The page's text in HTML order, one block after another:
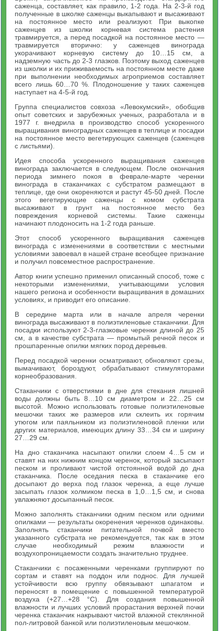
саженца, составляет, как правило, 1-2 года. На 2-3-й год
полученные в школке саженцы выкапывают и высаживают
на постоянное место или реализуют. При выкопке
саженцев из школки корневая система растения
травмируется, а перед посадкой на постоянное место —
травмируется вторично: у саженцев винограда
укорачивают корневую систему до 10…15 см, а
надземную часть до 2-3 глазков. Поэтому выход саженцев
из школки и их приживаемость на постоянном месте даже
при выполнении необходимых агроприемов составляет
всего лишь 60…70 %. Плодоношение у таких саженцев
наступает на 4-5-й год.
Группа специалистов совхоза «Левокумский», обобщив
опыт советских и зарубежных ученых, разработала и в
1977 г. внедрила в производство способ ускоренного
выращивания виноградных саженцев в теплице и посадки
на постоянное место вегетирующих саженцев (саженцев
с листьями).
Идея способа ускоренного выращивания саженцев
винограда заключается в следующем. После окончания
периода зимнего покоя в феврале-марте черенки
винограда в стаканчиках с субстратом размещают в
теплице, где они окореняются и растут 45-50 дней. После
этого вегетирующие саженцы с комом субстрата
высаживают в грунт на постоянное место без
повреждения корневой системы. Такие саженцы
начинают плодоносить на 1-2 года раньше.
Этот способ ускоренного выращивания саженцев
винограда с изменениями в соответствии с местными
условиями завоевал в нашей стране всеобщее признание
и получил повсеместное распространение.
Автор книги успешно применил описанный способ, тоже с
некоторыми изменениями, учитывающими условия
нашего региона и особенности выращивания в домашних
условиях, и приводит его описание.
В середине марта или в начале апреля черенки
винограда высаживают в полиэтиленовые стаканчики. Для
посадки используют 2-3-глазковые черенки длиной до 25
см, а в качестве субстрата — промытый речной песок и
прошпаренные опилки мягких пород деревьев.
Перед посадкой черенки осматривают, обновляют срезы,
вымачивают, бороздуют, обрабатывают стимуляторами
корнеобразования.
Стаканчики с отверстиями в дне для стекания лишней
воды должны быть 8…10 см диаметром и 22…25 см
высотой. Можно использовать готовые полиэтиленовые
мешочки таких же размеров или склеить их горячим
утюгом или паяльником из полиэтиленовой пленки или
других материалов, имеющих длину 33…34 см и ширину
27…29 см.
На дно стаканчика насыпают опилки слоем 4…5 см и
ставят на них нижним концом черенок, который засыпают
песком и проливают чистой отстоянной водой до дна
стаканчика. После оседания песка в стаканчике его
досыпают до верха под глазок черенка, а еще лучше
засыпать глазок холмиком песка в 1,0…1,5 см, и снова
увлажняют досыпанный песок.
Можно заполнять стаканчики одним песком или одними
опилками — результаты окоренения черенков одинаковы.
Заполнять стаканчики питательной почвой вместо
указанного субстрата не рекомендуется, так как в этом
случае необходимый режим влажности и
воздухопроницаемости создать значительно труднее.
Стаканчики с посаженными черенками группируют по
сортам и ставят на поддон или поднос. Для лучшей
устойчивости всю группу обвязывают шпагатом и
переносят в помещение с повышенной температурой
воздуха (+27…+28 °С). Для создания повышенной
влажности и лучших условий прорастания верхней почки
черенка стаканчик накрывают чистой влажной стеклянной
пол-литровой банкой или полиэтиленовым мешочком.